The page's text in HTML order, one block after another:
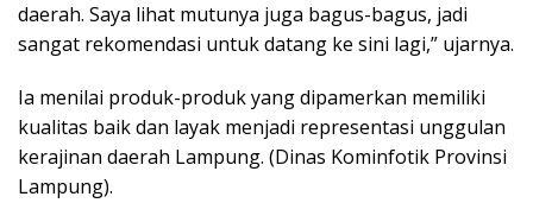
daerah. Saya lihat mutunya juga bagus-bagus, jadi
sangat rekomendasi untuk datang ke sini lagi,” ujarnya.
Ia menilai produk-produk yang dipamerkan memiliki
kualitas baik dan layak menjadi representasi unggulan
kerajinan daerah Lampung. (Dinas Kominfotik Provinsi
Lampung).